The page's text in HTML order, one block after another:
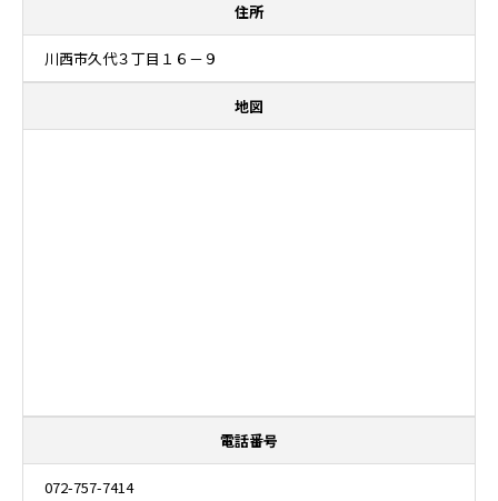
住所
川西市久代３丁目１６－９
地図
電話番号
072-757-7414